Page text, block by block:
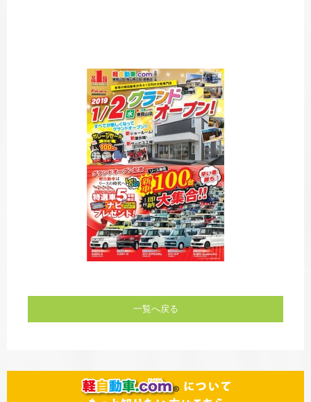
一覧へ戻る